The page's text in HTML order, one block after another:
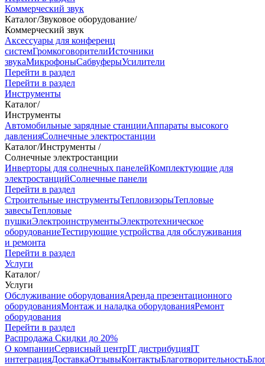
Коммерческий звук
Каталог/Звуковое оборудование/
Коммерческий звук
Аксессуары для конференц
системГромкоговорителиИсточники
звукаМикрофоныСабвуферыУсилители
Перейти в раздел
Перейти в раздел
Инструменты
Каталог/
Инструменты
Автомобильные зарядные станцииАппараты высокого
давленияСолнечные электростанции
Каталог/Инструменты /
Солнечные электростанции
Инверторы для солнечных панелейКомплектующие для
электростанцийСолнечные панели
Перейти в раздел
Строительные инструментыТепловизорыТепловые
завесыТепловые
пушкиЭлектроинструментыЭлектротехническое
оборудованиеТестирующие устройства для обслуживания
и ремонта
Перейти в раздел
Услуги
Каталог/
Услуги
Oбслуживание оборудованияАренда презентационного
оборудованияМонтаж и наладка оборудованияРемонт
оборудования
Перейти в раздел
Распродажа Скидки до 20%
О компанииСервисный центрIT дистрибуцияIT
интеграцияДоставкаОтзывыКонтактыБлаготворительность